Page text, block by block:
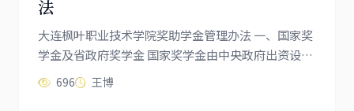
法
大连枫叶职业技术学院奖助学金管理办法 一、国家奖
学金及省政府奖学金 国家奖学金由中央政府出资设
立，用于奖励高校全日制本专科（含高职、第二学士
学位）学生中特别优秀的学生。国家奖学金的名额由
696 王博